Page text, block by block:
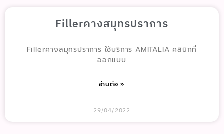
Fillerคางสมุทรปราการ
Fillerคางสมุทรปราการ ใช้บริการ AMITALIA คลินิกที่
ออกแบบ
อ่านต่อ »
29/04/2022